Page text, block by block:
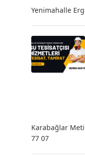
Yenimahalle
Karabağlar
77 07